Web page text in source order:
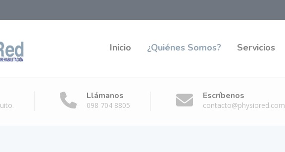
Inicio ¿Quiénes Somos? Servicios
Llámanos
098 704 8805
Escríbenos
contacto@physiored.com